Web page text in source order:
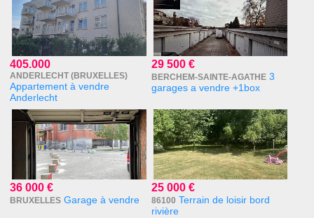
405.000
ANDERLECHT (BRUXELLES)
Appartement à vendre
Anderlecht
29 500 €
BERCHEM-SAINTE-AGATHE 3
garages a vendre +1box
36 000 €
BRUXELLES Garage à vendre
25 000 €
86100 Terrain de loisir bord
rivière